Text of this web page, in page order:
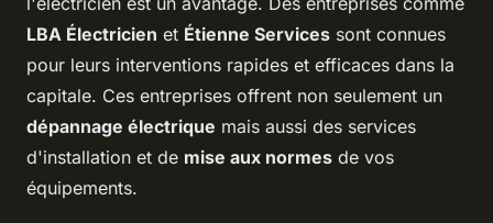
LBA Électricien et Étienne Services sont connues
pour leurs interventions rapides et efficaces dans la
capitale. Ces entreprises offrent non seulement un
dépannage électrique mais aussi des services
d'installation et de mise aux normes de vos
équipements.